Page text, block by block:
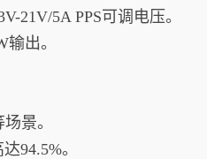
21V/5A PPS可调电压。
出。
景。
94.5%。